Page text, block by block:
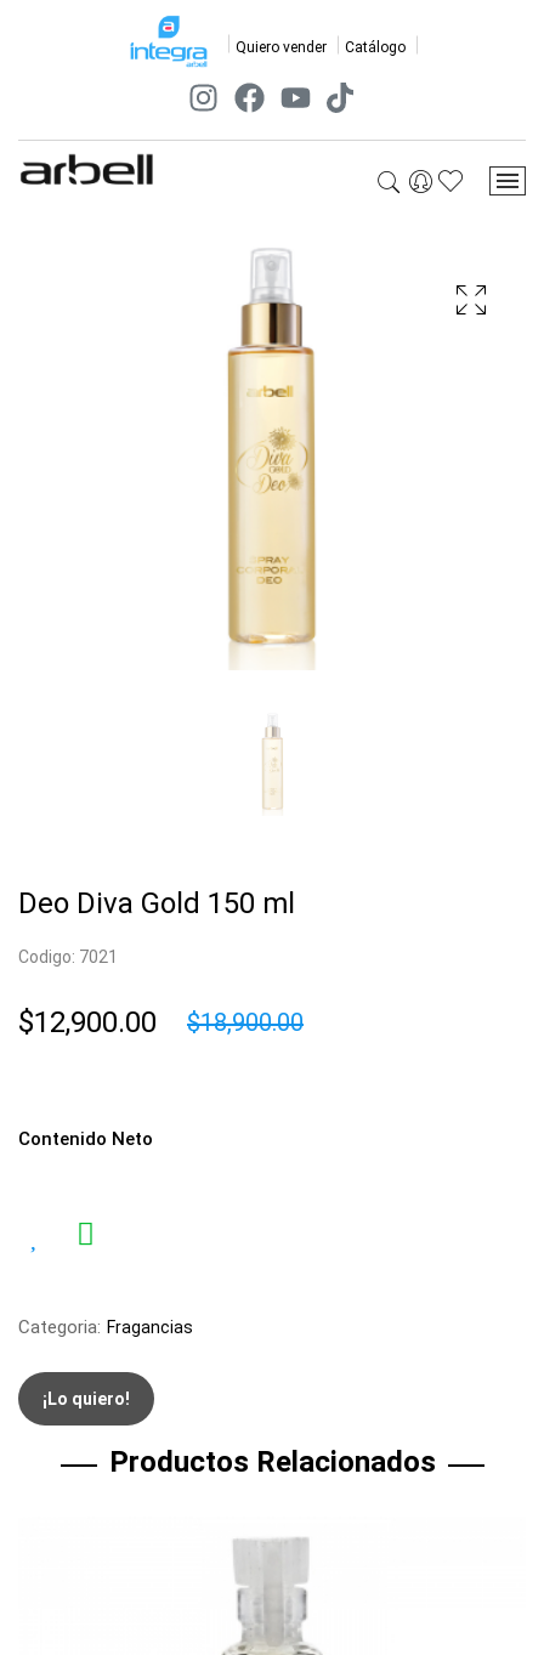
Quiero vender Catálogo
Deo Diva Gold 150 ml
Codigo: 7021
$12,900.00 $18,900.00
Contenido Neto
Categoria: Fragancias
¡Lo quiero!
Productos Relacionados